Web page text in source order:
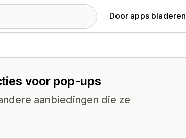
Door apps bladeren
voor pop-ups
aanbiedingen die ze